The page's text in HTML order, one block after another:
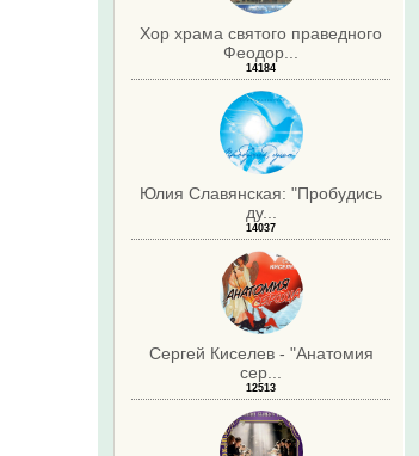
Хор храма святого праведного
Феодор...
14184
Юлия Славянская: "Пробудись
ду...
14037
Сергей Киселев - "Анатомия
сер...
12513